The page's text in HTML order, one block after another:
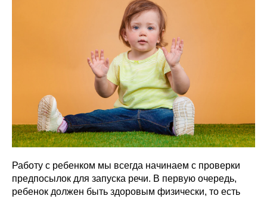
Работу с ребенком мы всегда начинаем с проверки
предпосылок для запуска речи. В первую очередь,
ребенок должен быть здоровым физически, то есть